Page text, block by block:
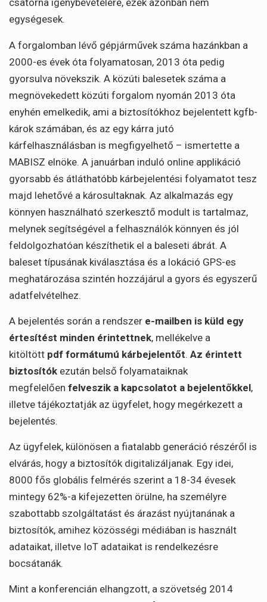
csatorna igénybevételére, ezek azonban nem
egységesek.
A forgalomban lévő gépjárművek száma hazánkban a
2000-es évek óta folyamatosan, 2013 óta pedig
gyorsulva növekszik. A közúti balesetek száma a
megnövekedett közúti forgalom nyomán 2013 óta
enyhén emelkedik, ami a biztosítókhoz bejelentett kgfb-
károk számában, és az egy kárra jutó
kárfelhasználásban is megfigyelhető – ismertette a
MABISZ elnöke. A januárban induló online applikáció
gyorsabb és átláthatóbb kárbejelentési folyamatot tesz
majd lehetővé a károsultaknak. Az alkalmazás egy
könnyen használható szerkesztő modult is tartalmaz,
melynek segítségével a felhasználók könnyen és jól
feldolgozhatóan készíthetik el a baleseti ábrát. A
baleset típusának kiválasztása és a lokáció GPS-es
meghatározása szintén hozzájárul a gyors és egyszerű
adatfelvételhez.
A bejelentés során a rendszer e-mailben is küld egy
értesítést minden érintettnek, mellékelve a
kitöltött pdf formátumú kárbejelentőt. Az érintett
biztosítók ezután belső folyamataiknak
megfelelően felveszik a kapcsolatot a bejelentőkkel,
illetve tájékoztatják az ügyfelet, hogy megérkezett a
bejelentés.
Az ügyfelek, különösen a fiatalabb generáció részéről is
elvárás, hogy a biztosítók digitalizáljanak. Egy idei,
8000 fős globális felmérés szerint a 18-34 évesek
mintegy 62%-a kifejezetten örülne, ha személyre
szabottabb szolgáltatást és árazást nyújtanának a
biztosítók, amihez közösségi médiában is használt
adataikat, illetve IoT adataikat is rendelkezésre
bocsátanák.
Mint a konferencián elhangzott, a szövetség 2014